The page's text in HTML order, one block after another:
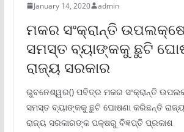
January 14, 2020 admin
ମକର ସଂକ୍ରାନ୍ତି
ସମସ୍ତ ବ୍ୟାଙ୍କକୁ ଛୁଟି
ରାଜ୍ୟ ସରକାର
ଭୁବନେଶ୍ୱର() ପବିତ୍ର ମକର ସଂକ୍ରାନ୍ତି
ସମସ୍ତ ବ୍ୟାଙ୍କକୁ ଛୁଟି ଘୋଷଣା କରିଛନ୍ତି
ରାଜ୍ୟ ସରକାରଙ୍କ ପକ୍ଷରୁ ବିଜ୍ଞପ୍ତି ପ୍ରକାଶ